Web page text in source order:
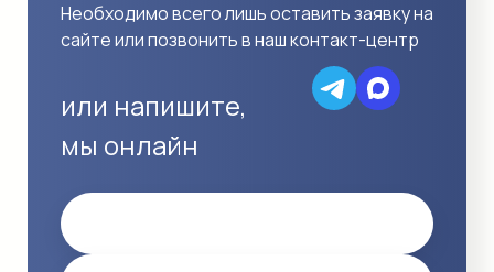
Необходимо всего лишь оставить заявку на
сайте или позвонить в наш контакт-центр
или напишите,
мы онлайн